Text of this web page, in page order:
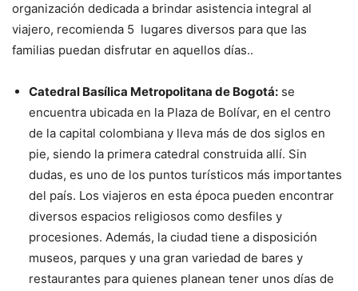
organización dedicada a brindar asistencia integral al
viajero, recomienda 5 lugares diversos para que las
familias puedan disfrutar en aquellos días..
Catedral Basílica Metropolitana de Bogotá: se
encuentra ubicada en la Plaza de Bolívar, en el centro
de la capital colombiana y lleva más de dos siglos en
pie, siendo la primera catedral construida allí. Sin
dudas, es uno de los puntos turísticos más importantes
del país. Los viajeros en esta época pueden encontrar
diversos espacios religiosos como desfiles y
procesiones. Además, la ciudad tiene a disposición
museos, parques y una gran variedad de bares y
restaurantes para quienes planean tener unos días de